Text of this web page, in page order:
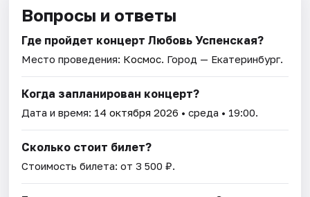
Вопросы и ответы
Где пройдет концерт Любовь Успенская?
Место проведения: Космос. Город — Екатеринбург.
Когда запланирован концерт?
Дата и время: 14 октября 2026 • среда • 19:00.
Сколько стоит билет?
Стоимость билета: от 3 500 ₽.